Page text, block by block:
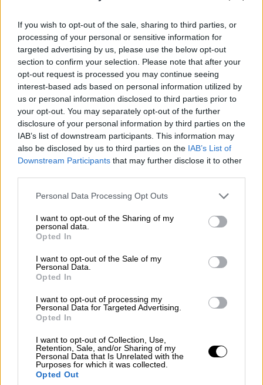
If you wish to opt-out of the sale, sharing to third parties, or
processing of your personal or sensitive information for
targeted advertising by us, please use the below opt-out
section to confirm your selection. Please note that after your
opt-out request is processed you may continue seeing
interest-based ads based on personal information utilized by
us or personal information disclosed to third parties prior to
your opt-out. You may separately opt-out of the further
disclosure of your personal information by third parties on the
IAB’s list of downstream participants. This information may
also be disclosed by us to third parties on the IAB’s List of
Downstream Participants that may further disclose it to other
Please note that this website/app uses one or more Google
not limited to your visit or usage behaviour. You may click to
grant or deny consent to Google and its third-party tags to
use your data for below specified purposes in below Google
consent section.
Personal Data Processing Opt Outs
I want to opt-out of the Sharing of my
personal data.
Opted In
I want to opt-out of the Sale of my
Personal Data.
Opted In
I want to opt-out of processing my
Personal Data for Targeted Advertising.
Opted In
I want to opt-out of Collection, Use,
Retention, Sale, and/or Sharing of my
Personal Data that Is Unrelated with the
Purposes for which it was collected.
Opted Out
πουξεκίνησε ο διαπληκτισμόςανάμεσα στο
Σηφη Βαλυράκη και τους κατηγορούμενους
και πρόσθεσε: «Δεν αναγνώρισα τους
συμμετέχοντες στο περιστατικό. Τους
κατηγορούμενους τους γνώριζα οπτικά, ήταν
χρόνια πελάτες στο κατάστημα μου. Τον
θανόντα τον γνώριζα».
Μάρτυρας: Είδα τον Σήφη Βαλυράκη που
ξεκίνησε με το κόκκινο φουσκωτό, φαίνεται
καθαρά η οικία του από το σημείο που ήμουν.
Ξεκίνησε έσβησε, το ξαναέβαλε μπρος. Τρεις
μούρη με μούρη με το καΐκι. Ήταν μπροστά
μου το σημείο, γύρω στα 460 με 480 μέτρα.
Ερέτριας και έκανε αναπαράσταση και
μέτρησαν μέσω gps. Είναι συνηθισμένες
αυτές οι εντάσεις. Να βλέπεις μεγάλα
σκάφη με μικρά, να γίνονται μανούβρες
Πρόεδρος: Γιατί;
Μάρτυρας: Γιατί οι επαγγελματίες νομίζουν